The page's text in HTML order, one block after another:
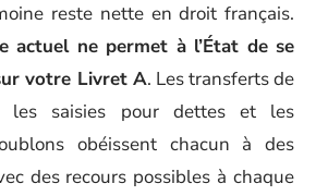
reste nette en droit français.
actuel ne permet à l’État de se
votre Livret A. Les transferts de
les saisies pour dettes et les
obéissent chacun à des
des recours possibles à chaque